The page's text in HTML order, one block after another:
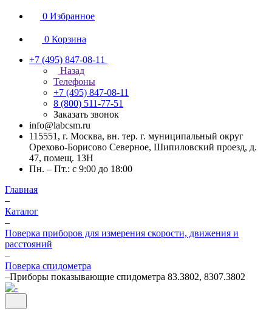
0 Избранное
0 Корзина
+7 (495) 847-08-11
Назад
Телефоны
+7 (495) 847-08-11
8 (800) 511-77-51
Заказать звонок
info@labcsm.ru
115551, г. Москва, вн. тер. г. муниципальный округ
Орехово-Борисово Северное, Шипиловский проезд, д.
47, помещ. 13Н
Пн. – Пт.: с 9:00 до 18:00
Главная
–
Каталог
–
Поверка приборов для измерения скорости, движения и
расстояний
–
Поверка спидометра
–Приборы показывающие спидометра 83.3802, 8307.3802